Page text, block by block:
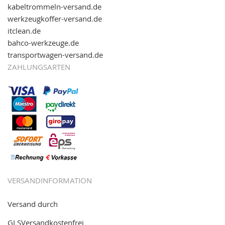
kabeltrommeln-versand.de
werkzeugkoffer-versand.de
itclean.de
bahco-werkzeuge.de
transportwagen-versand.de
ZAHLUNGSARTEN
VERSANDINFORMATION
Versand durch
GLSVersandkostenfrei